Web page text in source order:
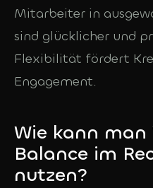
Mitarbeiter in
sind glücklicher und
Flexibilität fördert
Engagement.
Wie kann
Balance im
nutzen?